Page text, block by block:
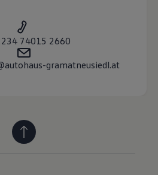
74015 2660
gramatneusiedl.at